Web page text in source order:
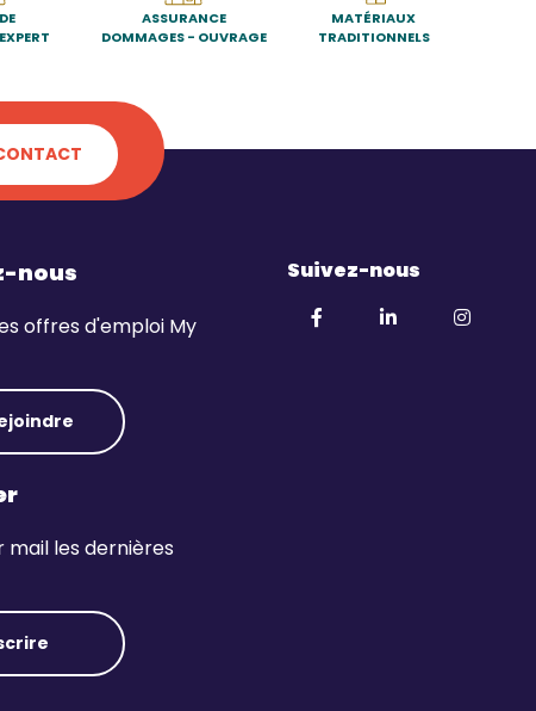
ASSURANCE
DOMMAGES - OUVRAGE
MATÉRIAUX
TRADITIONNELS
nous
offres d'emploi My
mail les dernières
Suivez-nous